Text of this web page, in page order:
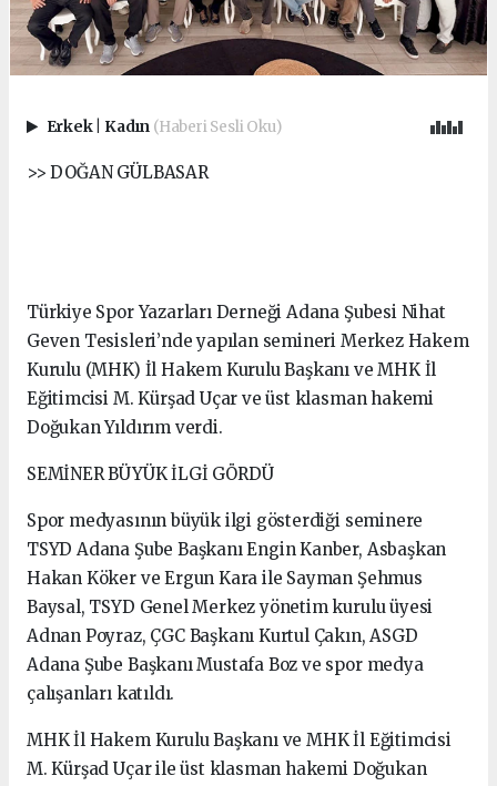
Erkek Kadın (Haberi Sesli Oku)
>> DOĞAN GÜLBASAR
Türkiye Spor Yazarları Derneği Adana Şubesi Nihat
Geven Tesisleri’nde yapılan semineri Merkez Hakem
Kurulu (MHK) İl Hakem Kurulu Başkanı ve MHK İl
Eğitimcisi M. Kürşad Uçar ve üst klasman hakemi
Doğukan Yıldırım verdi.
SEMİNER BÜYÜK İLGİ GÖRDÜ
Spor medyasının büyük ilgi gösterdiği seminere
TSYD Adana Şube Başkanı Engin Kanber, Asbaşkan
Hakan Köker ve Ergun Kara ile Sayman Şehmus
Baysal, TSYD Genel Merkez yönetim kurulu üyesi
Adnan Poyraz, ÇGC Başkanı Kurtul Çakın, ASGD
Adana Şube Başkanı Mustafa Boz ve spor medya
çalışanları katıldı.
MHK İl Hakem Kurulu Başkanı ve MHK İl Eğitimcisi
M. Kürşad Uçar ile üst klasman hakemi Doğukan